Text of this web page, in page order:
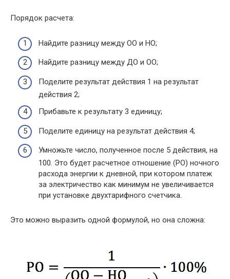
Порядок расчета:
Найдите разницу между ОО и НО;
Найдите разницу между ДО и ОО;
Поделите результат действия 1 на результат
действия 2;
Прибавьте к результату 3 единицу;
Поделите единицу на результат действия 4;
Умножьте число, полученное после 5 действия, на
100. Это будет расчетное отношение (РО) ночного
расхода энергии к дневной, при котором платеж
за электричество как минимум не увеличивается
при установке двухтарифного счетчика.
Это можно выразить одной формулой, но она сложна: